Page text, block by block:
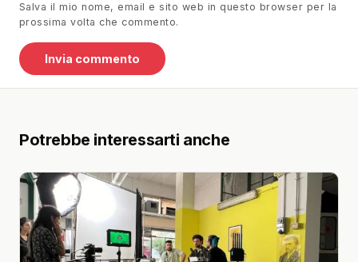
Salva il mio nome, email e sito web in questo browser per la
prossima volta che commento.
Potrebbe interessarti anche